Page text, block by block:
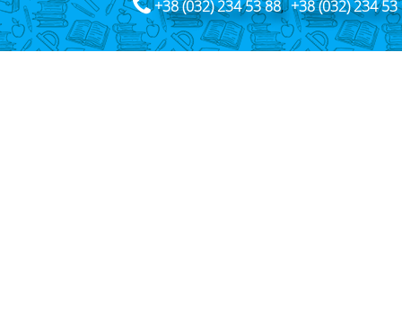
+38 (032) 234 53 88,+38 (032) 234 53